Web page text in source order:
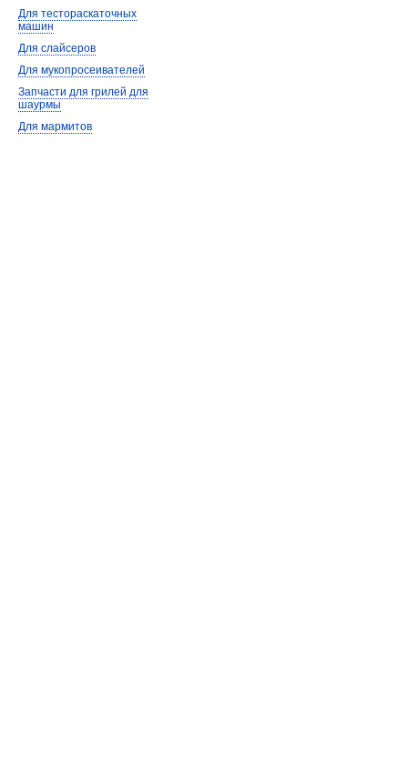
Для тестораскаточных
машин
Для слайсеров
Для мукопросеивателей
Запчасти для грилей для
шаурмы
Для мармитов